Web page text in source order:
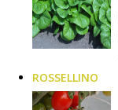
ROSSELLINO